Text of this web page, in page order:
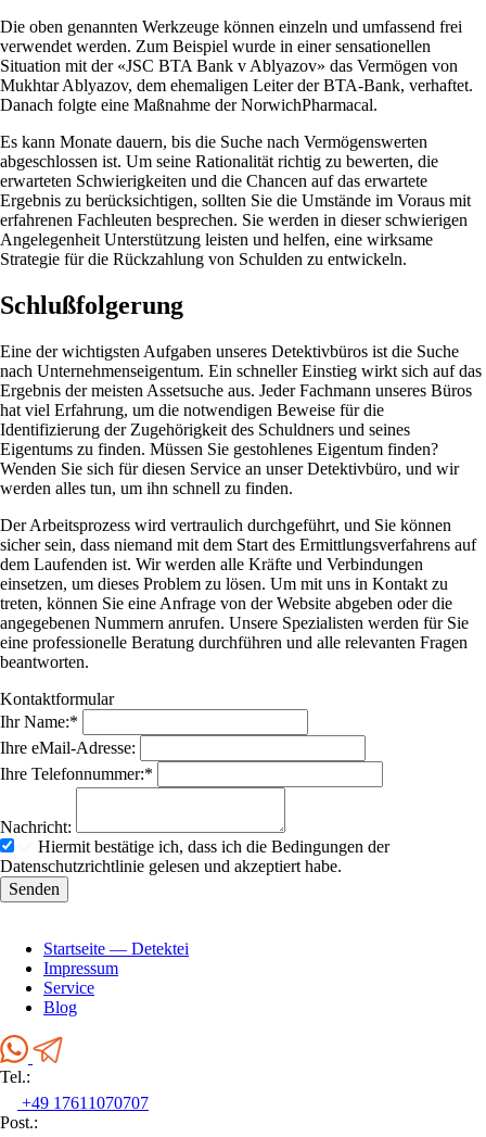
Die oben genannten Werkzeuge können einzeln und umfassend frei
verwendet werden. Zum Beispiel wurde in einer sensationellen
Situation mit der «JSC BTA Bank v Ablyazov» das Vermögen von
Mukhtar Ablyazov, dem ehemaligen Leiter der BTA-Bank, verhaftet.
Danach folgte eine Maßnahme der NorwichPharmacal.
Es kann Monate dauern, bis die Suche nach Vermögenswerten
abgeschlossen ist. Um seine Rationalität richtig zu bewerten, die
erwarteten Schwierigkeiten und die Chancen auf das erwartete
Ergebnis zu berücksichtigen, sollten Sie die Umstände im Voraus mit
erfahrenen Fachleuten besprechen. Sie werden in dieser schwierigen
Angelegenheit Unterstützung leisten und helfen, eine wirksame
Strategie für die Rückzahlung von Schulden zu entwickeln.
Schlußfolgerung
Eine der wichtigsten Aufgaben unseres Detektivbüros ist die Suche
nach Unternehmenseigentum. Ein schneller Einstieg wirkt sich auf das
Ergebnis der meisten Assetsuche aus. Jeder Fachmann unseres Büros
hat viel Erfahrung, um die notwendigen Beweise für die
Identifizierung der Zugehörigkeit des Schuldners und seines
Eigentums zu finden. Müssen Sie gestohlenes Eigentum finden?
Wenden Sie sich für diesen Service an unser Detektivbüro, und wir
werden alles tun, um ihn schnell zu finden.
Der Arbeitsprozess wird vertraulich durchgeführt, und Sie können
sicher sein, dass niemand mit dem Start des Ermittlungsverfahrens auf
dem Laufenden ist. Wir werden alle Kräfte und Verbindungen
einsetzen, um dieses Problem zu lösen. Um mit uns in Kontakt zu
treten, können Sie eine Anfrage von der Website abgeben oder die
angegebenen Nummern anrufen. Unsere Spezialisten werden für Sie
eine professionelle Beratung durchführen und alle relevanten Fragen
beantworten.
Kontaktformular
Ihr Name:*
Ihre eMail-Adresse:
Ihre Telefonnummer:*
Nachricht:
Hiermit bestätige ich, dass ich die Bedingungen der
Datenschutzrichtlinie gelesen und akzeptiert habe.
Senden
Startseite — Detektei
Impressum
Service
Blog
Tel.:
+49 17611070707
Post.: